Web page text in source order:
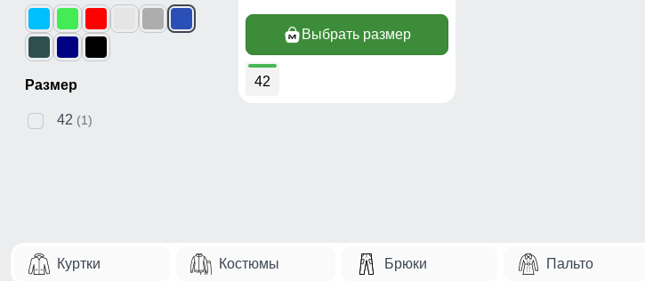
Размер
42 (1)
Выбрать размер
42
Куртки Костюмы Брюки Пальто